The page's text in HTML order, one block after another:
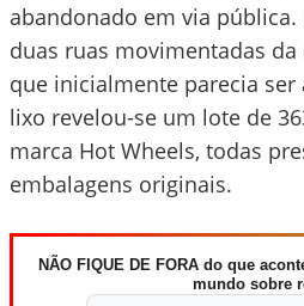
abandonado em via
duas ruas movimentadas da
que inicialmente parecia ser
lixo revelou-se um lote de
marca Hot Wheels, todas
embalagens originais.
NÃO FIQUE DE FORA do que
mundo sobre